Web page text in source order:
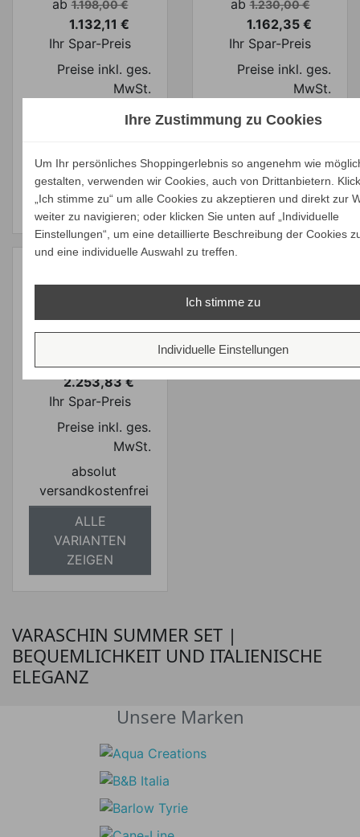
Verkaufspreis
ab 1.198,00 €
Preis
1.132,11 €
Ihr Spar-Preis
Preise inkl. ges.
MwSt.
ALLE
VARIANTEN
ZEIGEN
Verkaufspreis
ab 1.230,00 €
Preis
1.162,35 €
Ihr Spar-Preis
Preise inkl. ges.
MwSt.
absolut
versandkostenfrei
ALLE
VARIANTEN
ZEIGEN
SUMMER SET
Sofa
Preis
2.253,83 €
Ihr Spar-Preis
Preise inkl. ges.
MwSt.
absolut
versandkostenfrei
ALLE
VARIANTEN
ZEIGEN
VARASCHIN SUMMER SET |
BEQUEMLICHKEIT UND ITALIENISCHE
ELEGANZ
Unsere Marken
Ihre Zustimmung zu Cookies
Um Ihr persönliches Shoppingerlebnis so angenehm wie
gestalten, verwenden wir Cookies, auch von Drittanbietern.
„Ich stimme zu“ um alle Cookies zu akzeptieren und direkt zur
weiter zu navigieren; oder klicken Sie unten auf „Individuelle
Einstellungen“, um eine detaillierte Beschreibung der Cookies
und eine individuelle Auswahl zu treffen.
Ich stimme zu
Individuelle Einstellungen